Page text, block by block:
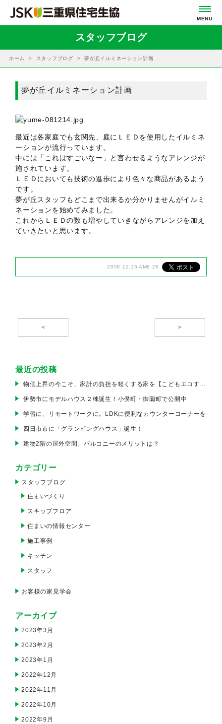
スタッフブログ
ホーム スタッフブログ 夢が丘イルミネーション計画
夢が丘イルミネーション計画
最近は各家庭でも玄関先、庭にＬＥＤを使用したイルミネ
ーションが流行っています。
中には「これはすごいなー」と言わせるようなアレンジが
施されています。
ＬＥＤにおいても技術の進歩により色々な商品があるよう
です。
夢が丘スタッフもどこまで出来るか分かりませんがイルミ
ネーションを始めてみました。
これからＬＥＤの数も増やしていきながらアレンジを加え
ていきたいと思います。
2008.12.15 AM9:26
< >
最近の投稿
物価上昇の今こそ、家計の負担を軽くする家を【こどもエコすまい支援事業】
伊勢市にモデルハウス２棟誕生！小俣町・御薗町で公開中
学習に、リモートワークに。LDKに便利なカウンターコーナーを
四日市市に「グランピングハウス」誕生！
建物2階の屋外空間。バルコニーのメリットは？
カテゴリー
スタッフブログ
住まいづくり
スキップフロア
住まいの情報センター
施工事例
キッチン
スタッフ
お客様の家見学会
アーカイブ
2023年3月
2023年2月
2023年1月
2022年12月
2022年11月
2022年10月
2022年9月